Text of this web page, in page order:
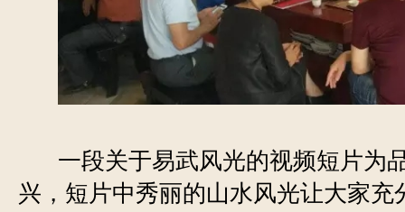
一段关于易武风光的视频短片为
兴，短片中秀丽的山水风光让大家充